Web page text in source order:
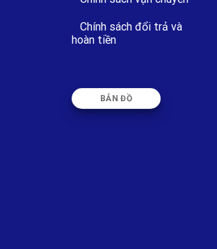
Chính sách đổi trả và
hoàn tiền
BẢN ĐỒ